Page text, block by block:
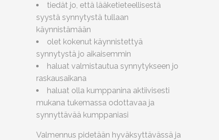
tiedät jo, että lääketieteellisestä
syystä synnytystä tullaan
käynnistämään
olet kokenut käynnistettyä
synnytystä jo aikaisemmin
haluat valmistautua synnytykseen jo
raskausaikana
haluat olla kumppanina aktiivisesti
mukana tukemassa odottavaa ja
synnyttävää kumppaniasi
Valmennus pidetään hyväksyttävässä ja